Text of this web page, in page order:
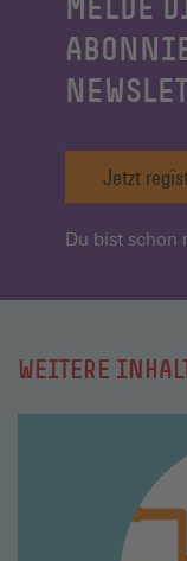
MELDE
Jetzt
Du bist schon
WEITERE